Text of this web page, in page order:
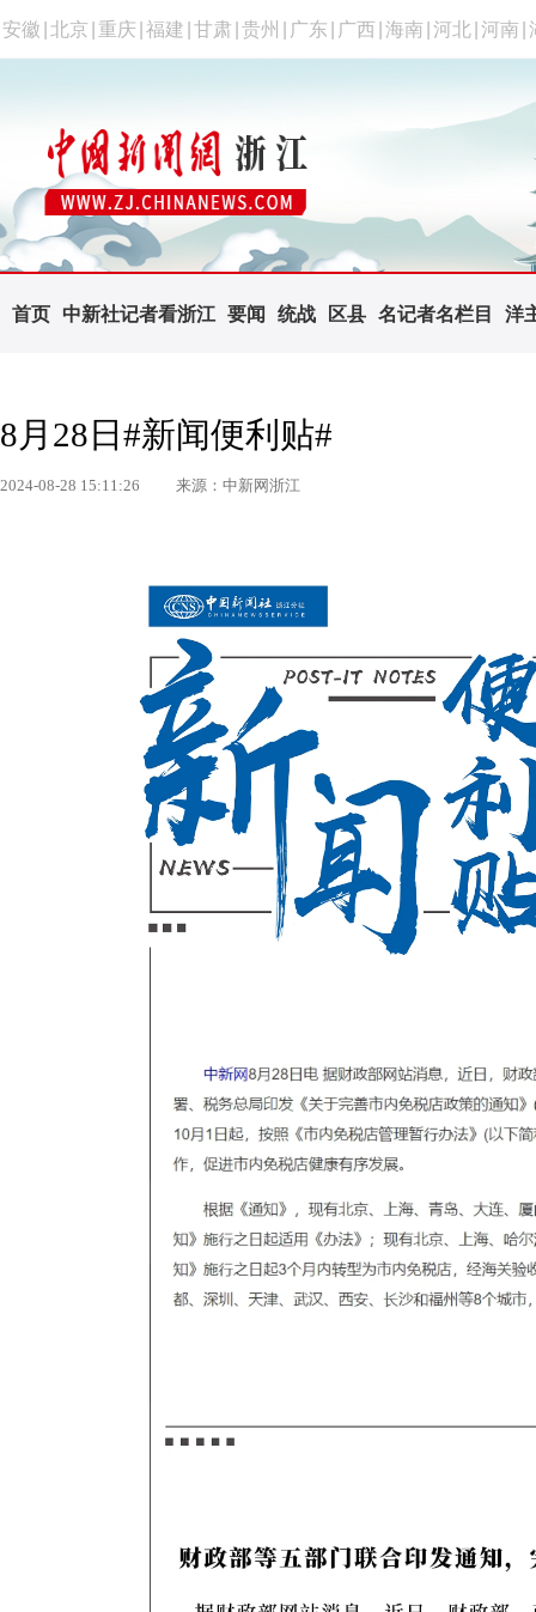
安徽 北京 重庆 福建 甘肃 贵州 广东 广西 海南 河北 河南
首页 中新社记者看浙江 要闻 统战 区县 名记者名栏目 洋
8月28日#新闻便利贴#
2024-08-28 15:11:26 来源：中新网浙江